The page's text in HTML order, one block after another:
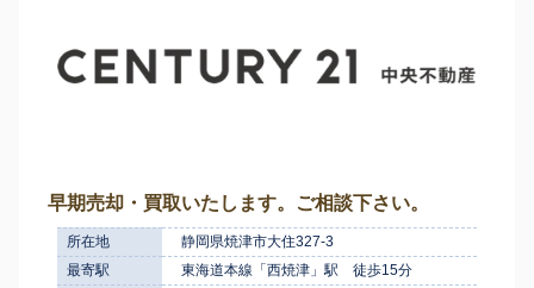
早期売却・買取いたします。ご相談下さい。
所在地
静岡県焼津市大住327-3
最寄駅
東海道本線「西焼津」駅 徒歩15分